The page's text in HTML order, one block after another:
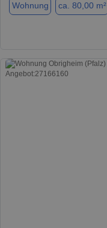
Wohnung ca. 80,00 m²